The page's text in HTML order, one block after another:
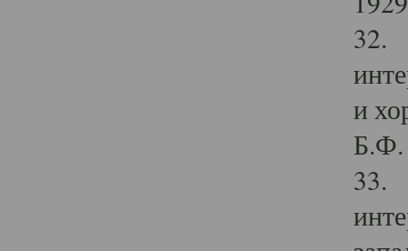
32.
и
Б.Ф.
33.